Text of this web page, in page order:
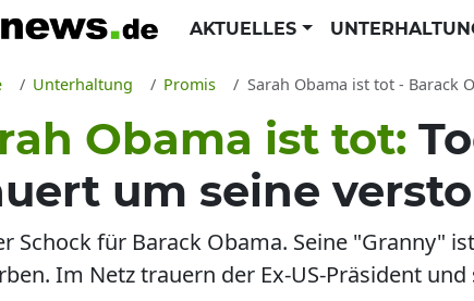
AKTUELLES
Unterhaltung Promis Sarah Obama ist tot - Barack
Obama ist tot:
um seine
Schock für Barack Obama. Seine "Granny"
Im Netz trauern der Ex-US-Präsident